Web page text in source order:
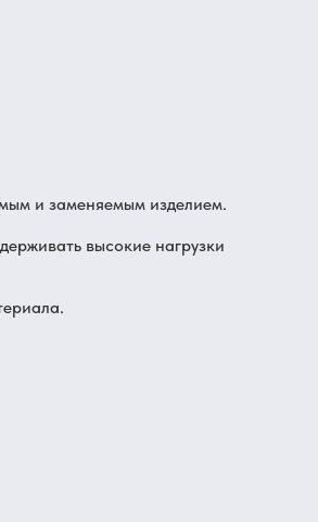
и заменяемым изделием.
высокие нагрузки